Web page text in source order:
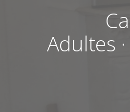
Adultes